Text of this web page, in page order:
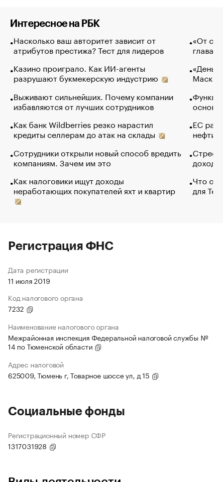
Интересное на РБК
Насколько ваш авторитет зависит от
атрибутов престижа? Тест для лидеров
Казино проиграло. Как ИИ-агенты
разрушают букмекерскую индустрию
Выживают сильнейших. Почему компании
избавляются от лучших сотрудников
Как банк Wildberries резко нарастил
кредиты селлерам до атак на склады
Сотрудники открыли новый способ вредить
компаниям. Зачем им это
Как налоговики ищут доходы
неработающих покупателей яхт и квартир
«От
глава
Маск в
основ
ЕС
нефти
Что
для
Регистрация ФНС
Дата регистрации
11 июля 2019
Код налогового органа
7232
Наименование налогового органа
Межрайонная инспекция Федеральной налоговой службы №
14 по Тюменской области
Адрес налоговой
625009, Тюмень г, Товарное шоссе ул, д 15
Социальные фонды
Регистрационный номер СФР
1317031928